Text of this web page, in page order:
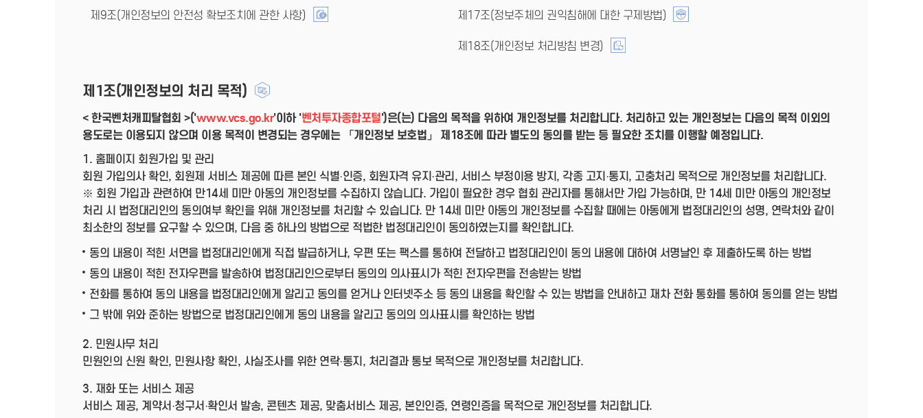
제9조(개인정보의 안전성 확보조치에 관한 사항) 제17조(정보주체의 권익침해에 대한 구제방법)
제18조(개인정보 처리방침 변경)
제1조(개인정보의 처리 목적)
< 한국벤처캐피탈협회 >('www.vcs.go.kr'이하 '벤처투자종합포털')은(는) 다음의 목적을 위하여 개인정보를 처리합니다. 처리하고 있는 개인정보는 다음의 목적 이외의
용도로는 이용되지 않으며 이용 목적이 변경되는 경우에는 「개인정보 보호법」 제18조에 따라 별도의 동의를 받는 등 필요한 조치를 이행할 예정입니다.
1. 홈페이지 회원가입 및 관리
회원 가입의사 확인, 회원제 서비스 제공에 따른 본인 식별·인증, 회원자격 유지·관리, 서비스 부정이용 방지, 각종 고지·통지, 고충처리 목적으로 개인정보를 처리합니다.
※ 회원 가입과 관련하여 만14세 미만 아동의 개인정보를 수집하지 않습니다. 가입이 필요한 경우 협회 관리자를 통해서만 가입 가능하며, 만 14세 미만 아동의 개인정보
처리 시 법정대리인의 동의여부 확인을 위해 개인정보를 처리할 수 있습니다. 만 14세 미만 아동의 개인정보를 수집할 때에는 아동에게 법정대리인의 성명, 연락처와 같이
최소한의 정보를 요구할 수 있으며, 다음 중 하나의 방법으로 적법한 법정대리인이 동의하였는지를 확인합니다.
동의 내용이 적힌 서면을 법정대리인에게 직접 발급하거나, 우편 또는 팩스를 통하여 전달하고 법정대리인이 동의 내용에 대하여 서명날인 후 제출하도록 하는 방법
동의 내용이 적힌 전자우편을 발송하여 법정대리인으로부터 동의의 의사표시가 적힌 전자우편을 전송받는 방법
전화를 통하여 동의 내용을 법정대리인에게 알리고 동의를 얻거나 인터넷주소 등 동의 내용을 확인할 수 있는 방법을 안내하고 재차 전화 통화를 통하여 동의를 얻는 방법
그 밖에 위와 준하는 방법으로 법정대리인에게 동의 내용을 알리고 동의의 의사표시를 확인하는 방법
2. 민원사무 처리
민원인의 신원 확인, 민원사항 확인, 사실조사를 위한 연락·통지, 처리결과 통보 목적으로 개인정보를 처리합니다.
3. 재화 또는 서비스 제공
서비스 제공, 계약서·청구서·확인서 발송, 콘텐츠 제공, 맞춤서비스 제공, 본인인증, 연령인증을 목적으로 개인정보를 처리합니다.